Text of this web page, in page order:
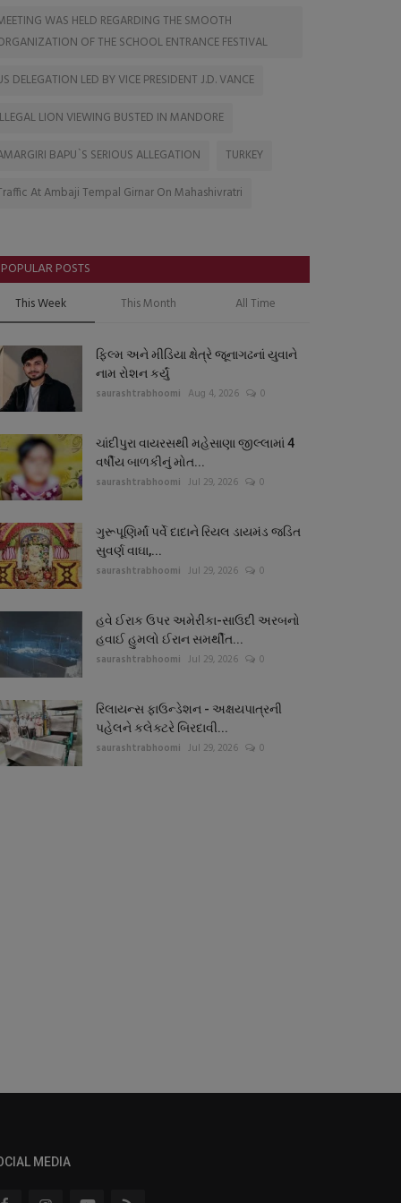
WAS HELD REGARDING THE SMOOTH
OF THE SCHOOL ENTRANCE FESTIVAL
DELEGATION LED BY VICE PRESIDENT J.D. VANCE
LION VIEWING BUSTED IN MANDORE
BAPU`S SERIOUS ALLEGATION
TURKEY
At Ambaji Tempal Girnar On Mahashivratri
POPULAR POSTS
This Week This Month All Time
ફિલ્મ અને મીડિયા ક્ષેત્રે જૂનાગઢનાં યુવાને
નામ રોશન કર્યું
saurashtrabhoomi Aug 4, 2026 0
ચાંદીપુરા વાયરસથી મહેસાણા જીલ્લામાં 4
વર્ષીય બાળકીનું મોત...
saurashtrabhoomi Jul 29, 2026 0
ગુરૂપૂણિર્માં પર્વે દાદાને રિયલ ડાયમંડ જડિત
સુવર્ણ વાઘા,...
saurashtrabhoomi Jul 29, 2026 0
હવે ઈરાક ઉપર અમેરીકા-સાઉદી અરબનો
હવાઈ હુમલો ઈરાન સમર્થીત...
saurashtrabhoomi Jul 29, 2026 0
રિલાયન્સ ફાઉન્ડેશન - અક્ષયપાત્રની
પહેલને કલેક્ટરે બિરદાવી...
saurashtrabhoomi Jul 29, 2026 0
MEDIA